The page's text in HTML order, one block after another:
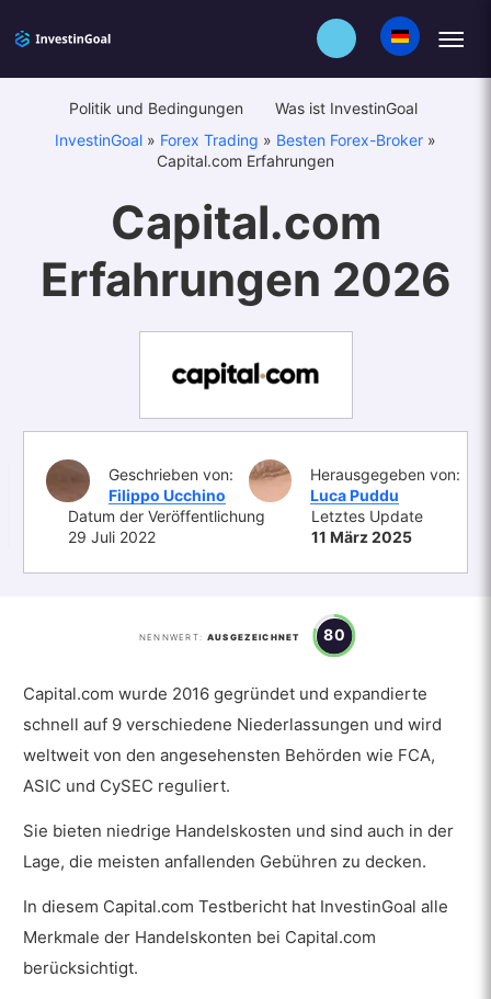
Politik und Bedingungen
Was ist InvestinGoal
InvestinGoal » Forex Trading » Besten Forex-Broker »
Capital.com Erfahrungen
Capital.com
Erfahrungen 2026
Geschrieben von:
Filippo Ucchino
Herausgegeben von:
Luca Puddu
Datum der Veröffentlichung
29 Juli 2022
Letztes Update
11 März 2025
NENNWERT: AUSGEZEICHNET 80
Capital.com wurde 2016 gegründet und expandierte
schnell auf 9 verschiedene Niederlassungen und wird
weltweit von den angesehensten Behörden wie FCA,
ASIC und CySEC reguliert.
Sie bieten niedrige Handelskosten und sind auch in der
Lage, die meisten anfallenden Gebühren zu decken.
In diesem Capital.com Testbericht hat InvestinGoal alle
Merkmale der Handelskonten bei Capital.com
berücksichtigt.